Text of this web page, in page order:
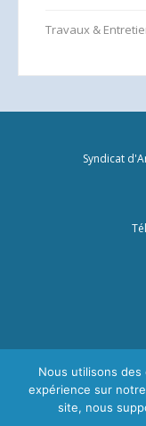
Travaux &
Syndicat
Nous utilisons des
expérience sur
site, nous